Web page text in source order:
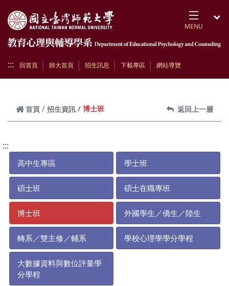
MENU
::: 回首頁 師大首頁 招生訊息 下載專區 網站導覽
首頁 招生資訊 博士班 返回上一層
:::
高中生專區 學士班
碩士班 碩士在職專班
博士班 外國學生／僑生／陸生
轉系／雙主修／輔系 學校心理學學分學程
大數據資料與數位評量學
分學程